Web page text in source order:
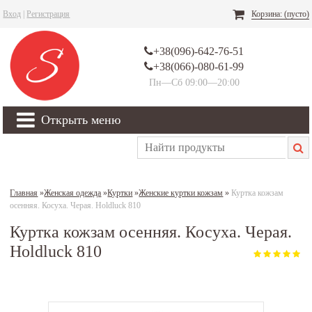
Вход Регистрация Корзина: (пусто)
+38(096)-642-76-51
+38(066)-080-61-99
Пн—Сб 09:00—20:00
Открыть меню
Главная »Женская одежда »Куртки »Женские куртки кожзам » Куртка кожзам
осенняя. Косуха. Черая. Holdluck 810
Куртка кожзам осенняя. Косуха. Черая.
Holdluck 810